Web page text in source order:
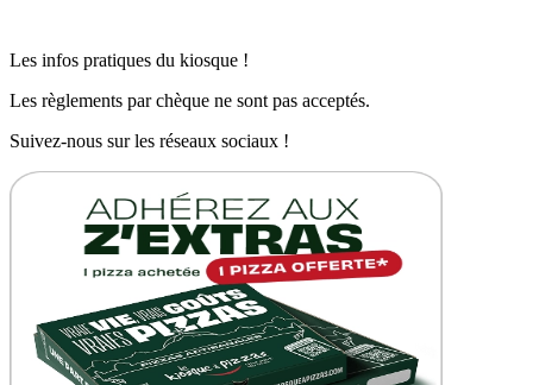
Les infos pratiques du kiosque !
Les règlements par chèque ne sont pas acceptés.
Suivez-nous sur les réseaux sociaux !